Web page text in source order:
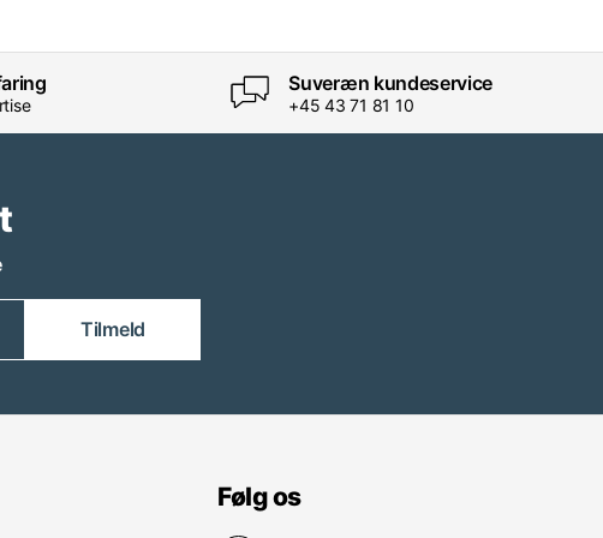
Suveræn kundeservice
+45 43 71 81 10
Tilmeld
Følg os